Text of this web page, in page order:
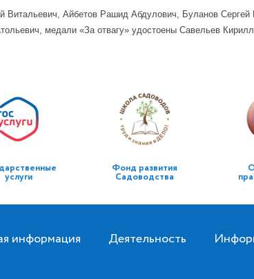
Айбетов Рашид Абдулович, Буланов
медали «За отвагу» удостоены Савельев
услуги
Фонд развития
Садоводства
информация Деятельность